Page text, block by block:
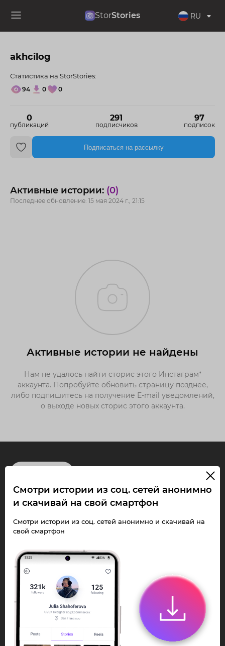
StorStories RU
akhcilog
0
публикаций
291
подписчиков
97
подписок
Статистика на StorStories:
94 0 0
Подписаться на рассылку
Активные истории: (0)
Последнее обновление: 15 мая 2024 г., 21:15
Активные истории не найдены
Нам не удалось найти сторис этого Инстаграм*
аккаунта. Попробуйте обновить страницу позднее,
либо подпишитесь на получение E-mail уведомлений,
о выходе новых сторис этого аккаунта.
Смотри Stories и
скачивай Reels без
ограничений!
Переходи в ИнстаПай бот - смотри и
скачивай
Stories Reels
анонимно в чате
или Telegram-приложении.
Быстро, просто и удобно.
Перейти к боту
Смотри истории из соц. сетей анонимно
и скачивай на свой смартфон
Смотри истории из соц. сетей анонимно и скачивай на
свой смартфон